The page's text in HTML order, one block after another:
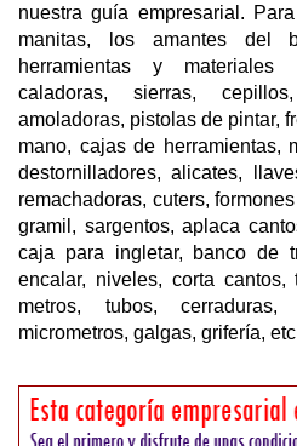
nuestra guía empresarial.
manitas, los amantes del
herramientas y materiales
caladoras, sierras,
amoladoras, pistolas de pintar,
mano, cajas de herramientas,
destornilladores, alicates,
remachadoras, cuters,
gramil, sargentos, aplaca
caja para ingletar, banco de
encalar, niveles, corta cantos,
metros, tubos, cerraduras,
micrometros, galgas, grifería,